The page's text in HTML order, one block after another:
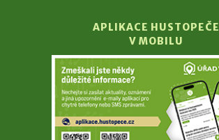
APLIKACE HUSTOPEČE
V MOBILU